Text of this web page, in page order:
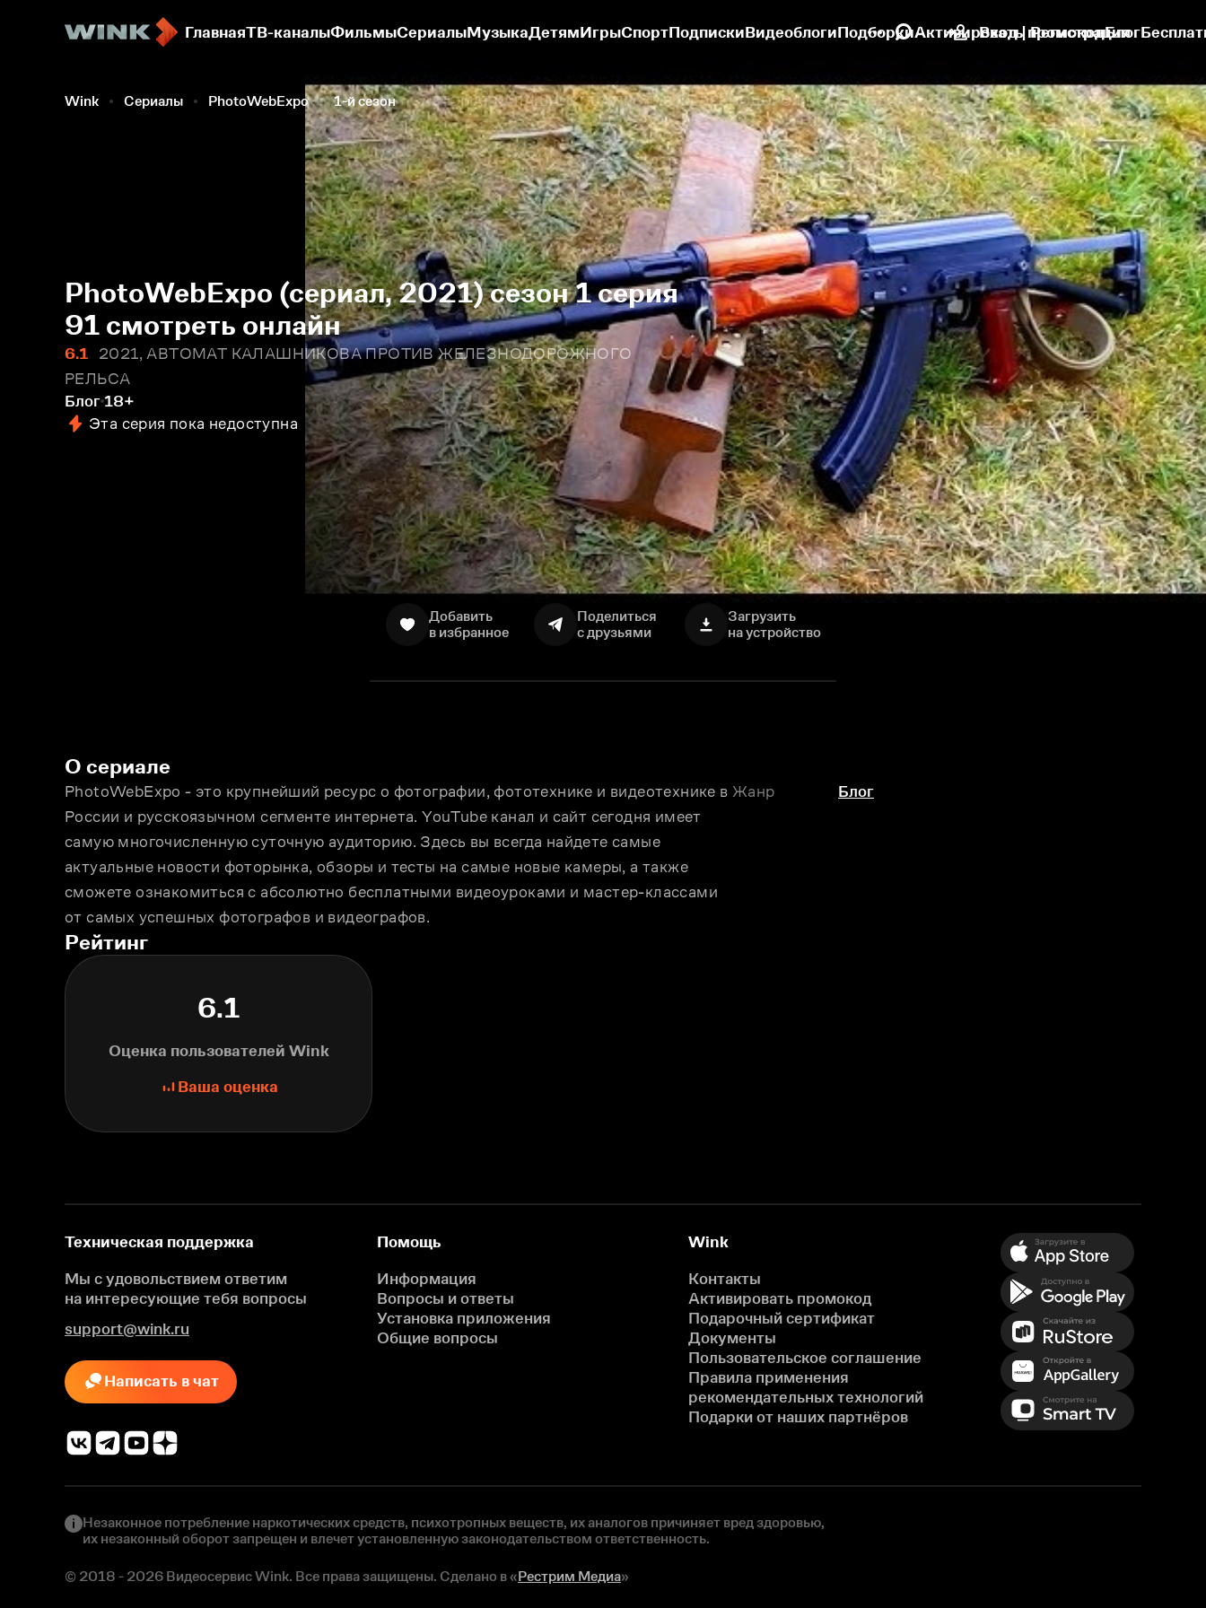
ГлавнаяТВ-каналыФильмыСериалыМузыкаДетямИгрыСпортПодпискиВидеоблогиПодборкиАктивировать промокодБлог
Вход | Регистрация
Wink Сериалы PhotoWebExpo 1-й сезон АВТОМАТ КАЛАШНИКОВА ПРОТИВ ЖЕЛЕЗНОДОРОЖНОГО РЕЛЬСА
PhotoWebExpo (сериал, 2021) сезон 1 серия
91 смотреть онлайн
6.1
2021, АВТОМАТ КАЛАШНИКОВА ПРОТИВ ЖЕЛЕЗНОДОРОЖНОГО
РЕЛЬСА
Блог 18+
Эта серия пока недоступна
Добавить
в избранное
Поделиться
с друзьями
Загрузить
на устройство
О сериале
PhotoWebExpo - это крупнейший ресурс о фотографии, фототехнике и видеотехнике в
России и русскоязычном сегменте интернета. YouTube канал и сайт сегодня имеет
самую многочисленную суточную аудиторию. Здесь вы всегда найдете самые
актуальные новости фоторынка, обзоры и тесты на самые новые камеры, а также
сможете ознакомиться с абсолютно бесплатными видеоуроками и мастер-классами
от самых успешных фотографов и видеографов.
Жанр Блог
Рейтинг
6.1
Оценка пользователей Wink
Ваша оценка
Техническая поддержка
Мы с удовольствием ответим
на интересующие тебя вопросы
support@wink.ru
Написать в чат
Помощь
Информация
Вопросы и ответы
Установка приложения
Общие вопросы
Wink
Контакты
Активировать промокод
Подарочный сертификат
Документы
Пользовательское соглашение
Правила применения
рекомендательных технологий
Подарки от наших партнёров
Незаконное потребление наркотических средств, психотропных веществ, их аналогов причиняет вред здоровью,
их незаконный оборот запрещен и влечет установленную законодательством ответственность.
© 2018 - 2026 Видеосервис Wink. Все права защищены. Сделано в «Рестрим Медиа»